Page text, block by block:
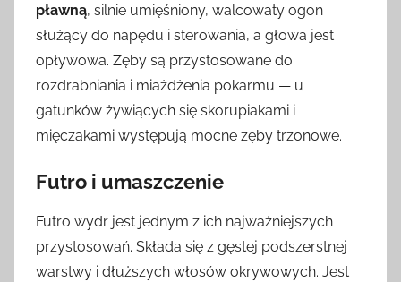
pławną, silnie umięśniony, walcowaty ogon
służący do napędu i sterowania, a głowa jest
opływowa. Zęby są przystosowane do
rozdrabniania i miażdżenia pokarmu — u
gatunków żywiących się skorupiakami i
mięczakami występują mocne zęby trzonowe.
Futro i umaszczenie
Futro wydr jest jednym z ich najważniejszych
przystosowań. Składa się z gęstej podszerstnej
warstwy i dłuższych włosów okrywowych. Jest